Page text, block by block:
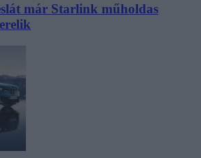
már Starlink műholdas